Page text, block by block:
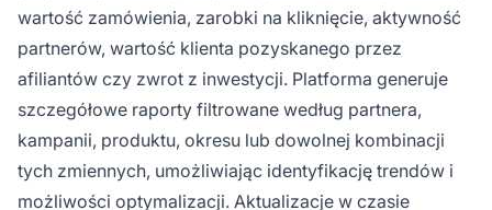
wartość zamówienia, zarobki na kliknięcie, aktywność
partnerów, wartość klienta pozyskanego przez
afiliantów czy zwrot z inwestycji. Platforma generuje
szczegółowe raporty filtrowane według partnera,
kampanii, produktu, okresu lub dowolnej kombinacji
tych zmiennych, umożliwiając identyfikację trendów i
możliwości optymalizacji. Aktualizacje w czasie